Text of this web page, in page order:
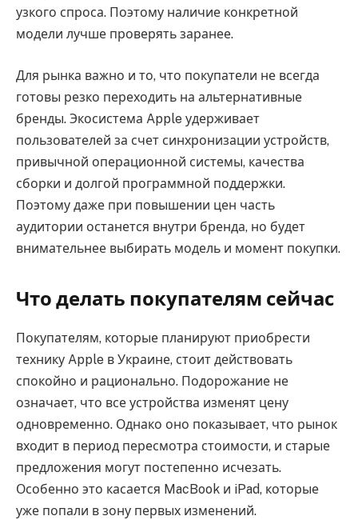
узкого спроса. Поэтому наличие конкретной
модели лучше проверять заранее.
Для рынка важно и то, что покупатели не всегда
готовы резко переходить на альтернативные
бренды. Экосистема Apple удерживает
пользователей за счет синхронизации устройств,
привычной операционной системы, качества
сборки и долгой программной поддержки.
Поэтому даже при повышении цен часть
аудитории останется внутри бренда, но будет
внимательнее выбирать модель и момент покупки.
Что делать покупателям сейчас
Покупателям, которые планируют приобрести
технику Apple в Украине, стоит действовать
спокойно и рационально. Подорожание не
означает, что все устройства изменят цену
одновременно. Однако оно показывает, что рынок
входит в период пересмотра стоимости, и старые
предложения могут постепенно исчезать.
Особенно это касается MacBook и iPad, которые
уже попали в зону первых изменений.